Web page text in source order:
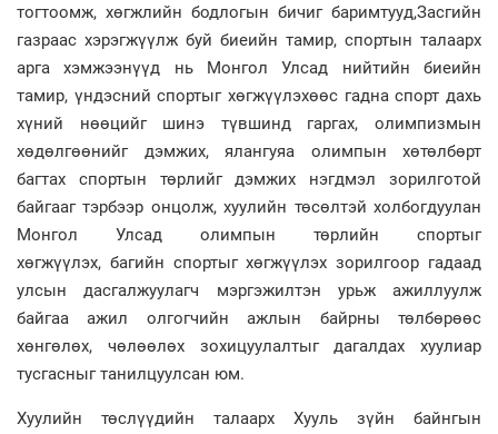
тогтоомж, хөгжлийн бодлогын бичиг баримтууд,Засгийн
газраас хэрэгжүүлж буй биеийн тамир, спортын талаарх
арга хэмжээнүүд нь Монгол Улсад нийтийн биеийн
тамир, үндэсний спортыг хөгжүүлэхөөс гадна спорт дахь
хүний нөөцийг шинэ түвшинд гаргах, олимпизмын
хөдөлгөөнийг дэмжих, ялангуяа олимпын хөтөлбөрт
багтах спортын төрлийг дэмжих нэгдмэл зорилготой
байгааг тэрбээр онцолж, хуулийн төсөлтэй холбогдуулан
Монгол Улсад олимпын төрлийн спортыг
хөгжүүлэх, багийн спортыг хөгжүүлэх зорилгоор гадаад
улсын дасгалжуулагч мэргэжилтэн урьж ажиллуулж
байгаа ажил олгогчийн ажлын байрны төлбөрөөс
хөнгөлөх, чөлөөлөх зохицуулалтыг дагалдах хуулиар
тусгасныг танилцуулсан юм.
Хуулийн төслүүдийн талаарх Хууль зүйн байнгын